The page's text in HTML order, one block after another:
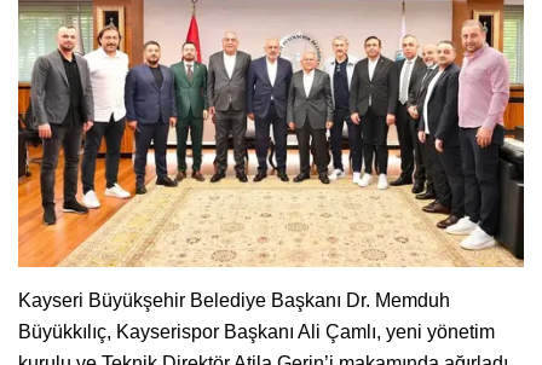
Kayseri Büyükşehir Belediye Başkanı Dr. Memduh
Büyükkılıç, Kayserispor Başkanı Ali Çamlı, yeni yönetim